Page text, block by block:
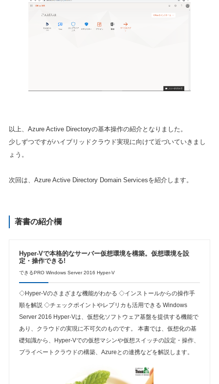
以上、Azure Active Directoryの基本操作の紹介となりました。
少しずつですがハイブリッドクラウド実現に向けて近づいていきまし
ょう。
次回は、Azure Active Directory Domain Servicesを紹介します。
著書の紹介欄
Hyper-Vで本格的なサーバー仮想環境を構築。仮想環境を設
定・操作できる!
できるPRO Windows Server 2016 Hyper-V
◇Hyper-Vのさまざまな機能がわかる ◇インストールからの操作手
順を解説 ◇チェックポイントやレプリカも活用できる Windows
Server 2016 Hyper-Vは、仮想化ソフトウェア基盤を提供する機能で
あり、クラウドの実現に不可欠のものです。 本書では、仮想化の基
礎知識から、Hyper-Vでの仮想マシンや仮想スイッチの設定・操作、
プライベートクラウドの構築、Azureとの連携などを解説します。